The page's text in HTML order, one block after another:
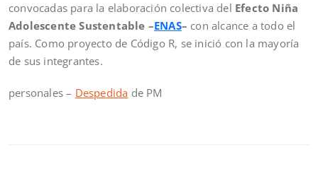
convocadas para la elaboración colectiva del Efecto Niña
Adolescente Sustentable –ENAS– con alcance a todo el
país. Como proyecto de Código R, se inició con la mayoría
de sus integrantes.
personales – Despedida de PM